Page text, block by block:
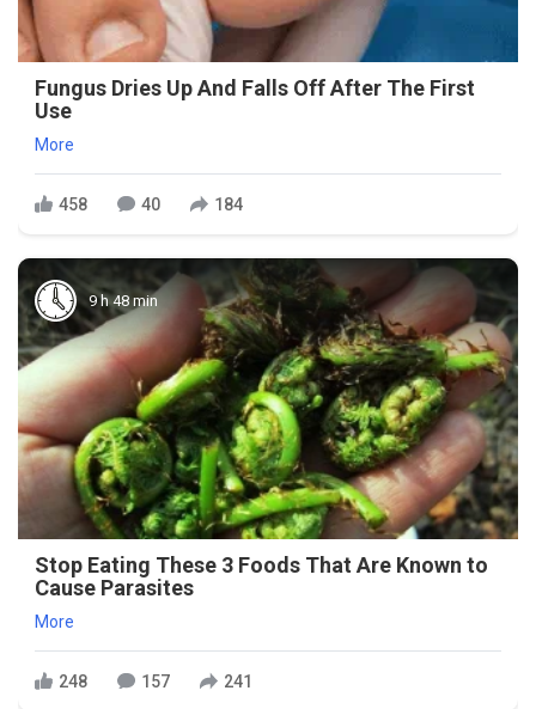
Fungus Dries Up And Falls Off After The First
Use
More
458 40 184
9 h 48 min
Stop Eating These 3 Foods That Are Known to
Cause Parasites
More
248 157 241